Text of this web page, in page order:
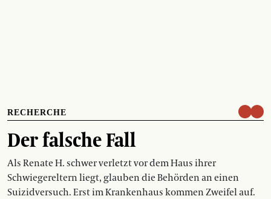
RECHERCHE
Der falsche Fall
Als Renate H. schwer verletzt vor dem Haus ihrer
Schwiegereltern liegt, glauben die Behörden an einen
Suizidversuch. Erst im Krankenhaus kommen Zweifel auf.